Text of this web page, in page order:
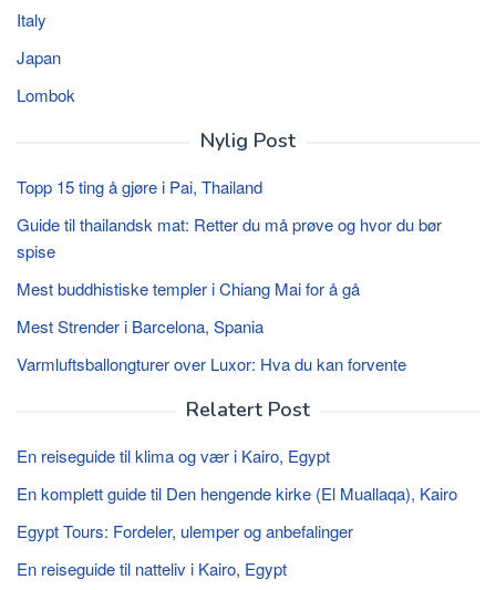
Italy
Japan
Lombok
Nylig Post
Topp 15 ting å gjøre i Pai, Thailand
Guide til thailandsk mat: Retter du må prøve og hvor du bør
spise
Mest buddhistiske templer i Chiang Mai for å gå
Mest Strender i Barcelona, ​​Spania
Varmluftsballongturer over Luxor: Hva du kan forvente
Relatert Post
En reiseguide til klima og vær i Kairo, Egypt
En komplett guide til Den hengende kirke (El Muallaqa), Kairo
Egypt Tours: Fordeler, ulemper og anbefalinger
En reiseguide til natteliv i Kairo, Egypt